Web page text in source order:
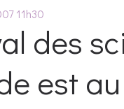
11h30
des
est